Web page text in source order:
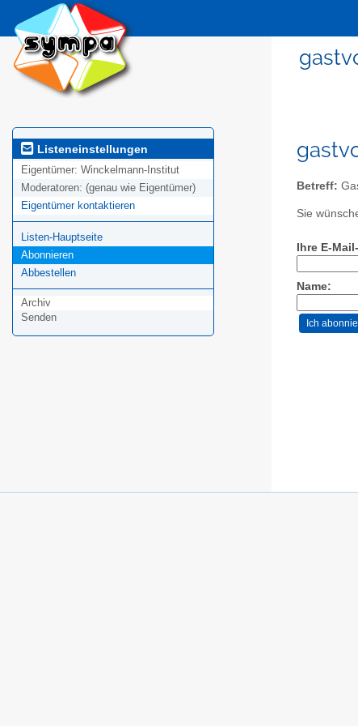
Listeneinstellungen
Eigentümer: Winckelmann-Institut
Moderatoren: (genau wie Eigentümer)
Eigentümer kontaktieren
Listen-Hauptseite
Abonnieren
Abbestellen
Archiv
Senden
Betreff:
Sie
Ihre E-
Name: